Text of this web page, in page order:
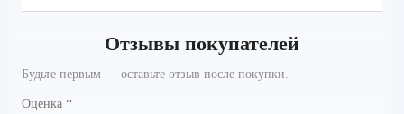
Отзывы покупателей
Будьте первым — оставьте отзыв после покупки.
Оценка *